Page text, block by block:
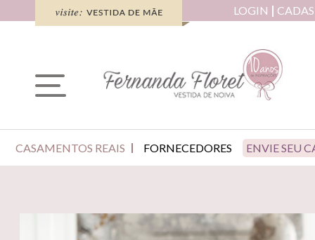
LOGIN
CASAMENTOS REAIS FORNECEDORES ENVIE SEU